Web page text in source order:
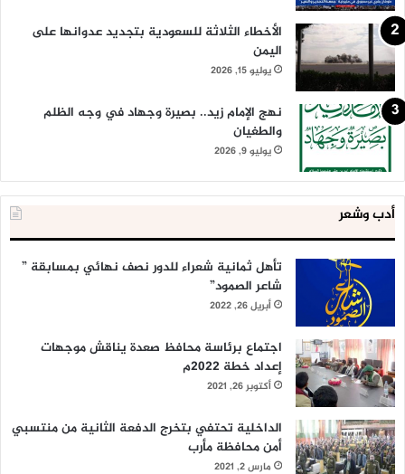
الأخطاء الثلاثة للسعودية بتجديد عدوانها على
اليمن
يوليو 15, 2026
نهج الإمام زيد.. بصيرة وجهاد في وجه الظلم
والطغيان
يوليو 9, 2026
أدب وشعر
تأهل ثمانية شعراء للدور نصف نهائي بمسابقة ”
شاعر الصمود”
أبريل 26, 2022
اجتماع برئاسة محافظ صعدة يناقش موجهات
إعداد خطة 2022م
أكتوبر 26, 2021
الداخلية تحتفي بتخرج الدفعة الثانية من منتسبي
أمن محافظة مأرب
مارس 2, 2021